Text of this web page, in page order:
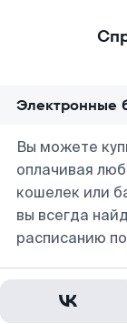
Электронные
Вы можете
оплачивая
кошелек или
вы всегда
расписанию